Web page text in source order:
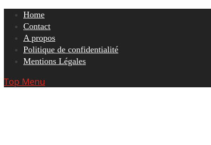
Skip
content
Home
Contact
A propos
Politique de confidentialité
Mentions Légales
Top Menu